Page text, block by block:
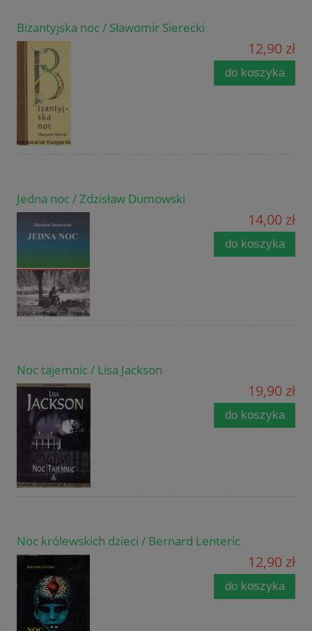
Bizantyjska noc / Sławomir Sierecki
12,90 zł
do koszyka
Jedna noc / Zdzisław Dumowski
14,00 zł
do koszyka
Noc tajemnic / Lisa Jackson
19,90 zł
do koszyka
Noc królewskich dzieci / Bernard Lenteric
12,90 zł
do koszyka